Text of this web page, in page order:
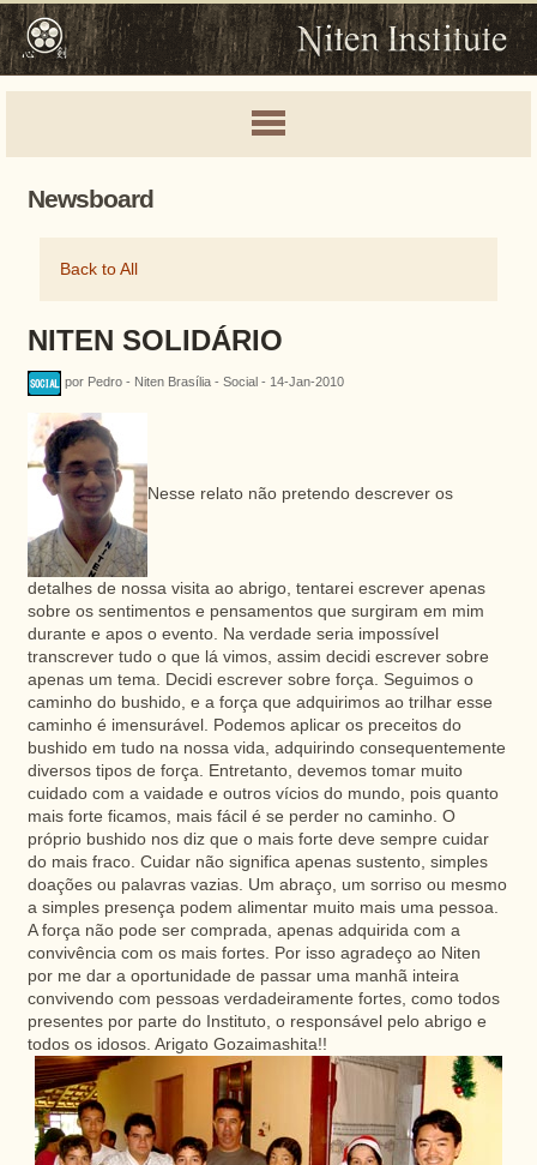
Newsboard
Back to All
NITEN SOLIDÁRIO
por Pedro - Niten Brasília - Social - 14-Jan-2010
Nesse relato não pretendo descrever os
detalhes de nossa visita ao abrigo, tentarei escrever apenas
sobre os sentimentos e pensamentos que surgiram em mim
durante e apos o evento. Na verdade seria impossível
transcrever tudo o que lá vimos, assim decidi escrever sobre
apenas um tema. Decidi escrever sobre força. Seguimos o
caminho do bushido, e a força que adquirimos ao trilhar esse
caminho é imensurável. Podemos aplicar os preceitos do
bushido em tudo na nossa vida, adquirindo consequentemente
diversos tipos de força. Entretanto, devemos tomar muito
cuidado com a vaidade e outros vícios do mundo, pois quanto
mais forte ficamos, mais fácil é se perder no caminho. O
próprio bushido nos diz que o mais forte deve sempre cuidar
do mais fraco. Cuidar não significa apenas sustento, simples
doações ou palavras vazias. Um abraço, um sorriso ou mesmo
a simples presença podem alimentar muito mais uma pessoa.
A força não pode ser comprada, apenas adquirida com a
convivência com os mais fortes. Por isso agradeço ao Niten
por me dar a oportunidade de passar uma manhã inteira
convivendo com pessoas verdadeiramente fortes, como todos
presentes por parte do Instituto, o responsável pelo abrigo e
todos os idosos. Arigato Gozaimashita!!